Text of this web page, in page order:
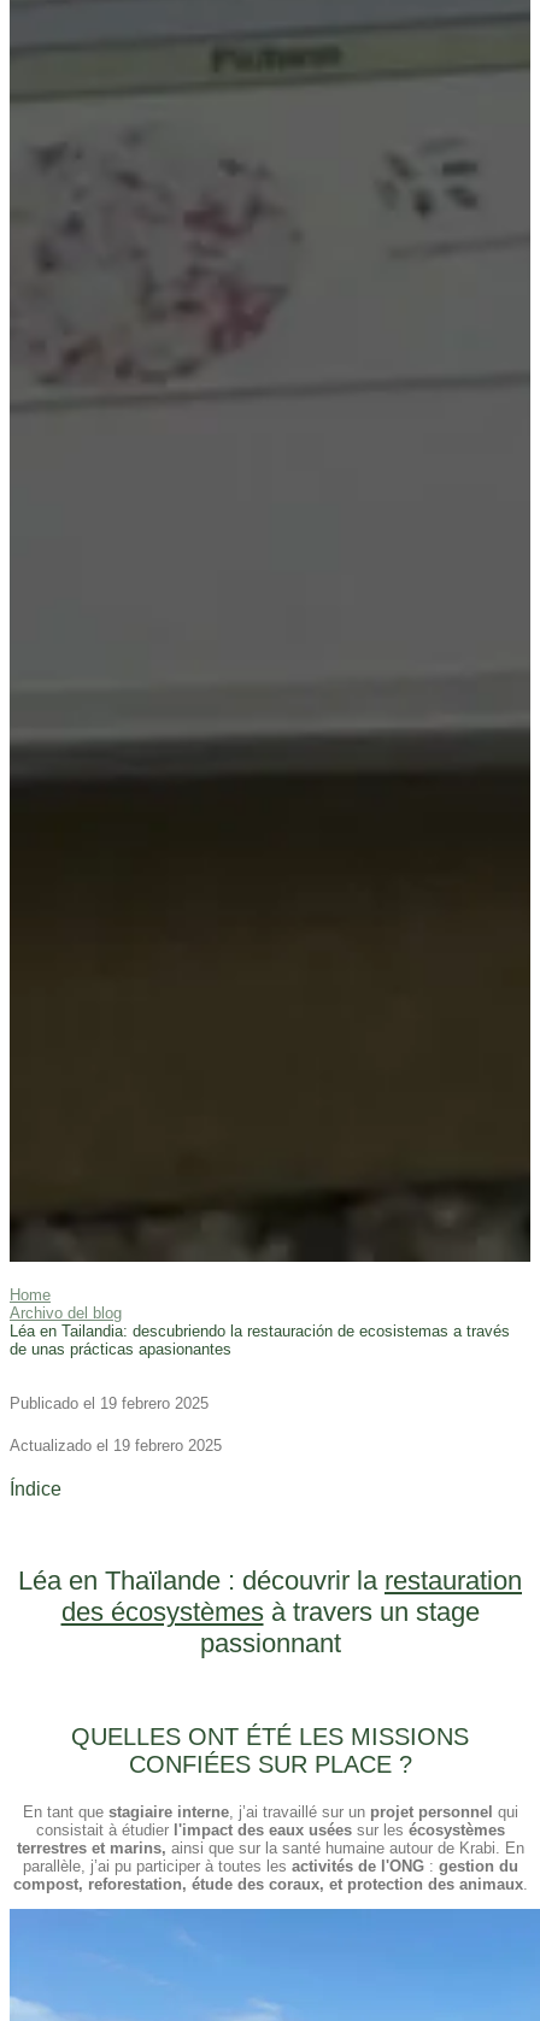
Home
Archivo del blog
Léa en Tailandia: descubriendo la restauración de ecosistemas a través
de unas prácticas apasionantes
Publicado el 19 febrero 2025
Actualizado el 19 febrero 2025
Índice
Léa en Thaïlande : découvrir la restauration
des écosystèmesà travers un stage
passionnant
QUELLES ONT ÉTÉ LES MISSIONS
CONFIÉES SUR PLACE ?
En tant que stagiaire interne, j’ai travaillé sur un projet personnel qui
consistait à étudierl'impact des eaux uséessur les écosystèmes
terrestres et marins, ainsi que sur la santé humaine autour de Krabi. En
parallèle, j’ai pu participer à toutes les activités de l'ONG: gestion du
compost, reforestation, étude des coraux, et protection des animaux.